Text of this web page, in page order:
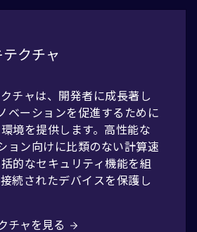
クチャ
チャは、開発者に成長著し
ベーションを促進するために
境を提供します。高性能な
ョン向けに比類のない計算速
的なセキュリティ機能を組
続されたデバイスを保護し
チャを見る